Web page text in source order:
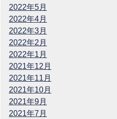
2022年5月
2022年4月
2022年3月
2022年2月
2022年1月
2021年12月
2021年11月
2021年10月
2021年9月
2021年7月